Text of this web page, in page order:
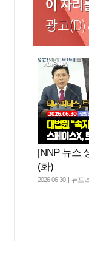
[NNP 뉴스
(화)
2026-06-30 | 뉴포